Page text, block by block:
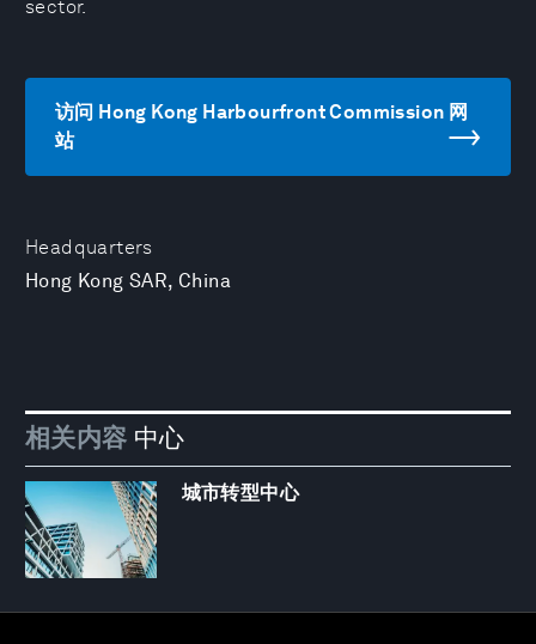
Headquarters
Hong Kong SAR, China
sector.
访问 Hong Kong Harbourfront Commission 网
站
相关内容 中心
城市转型中心